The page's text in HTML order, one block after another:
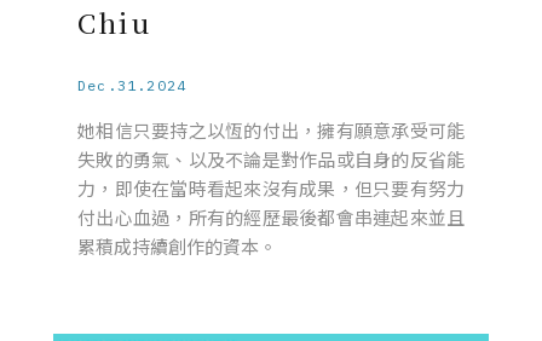
Chiu
Dec.31.2024
她相信只要持之以恆的付出，擁有願意承受可能
失敗的勇氣、以及不論是對作品或自身的反省能
力，即使在當時看起來沒有成果，但只要有努力
付出心血過，所有的經歷最後都會串連起來並且
累積成持續創作的資本。